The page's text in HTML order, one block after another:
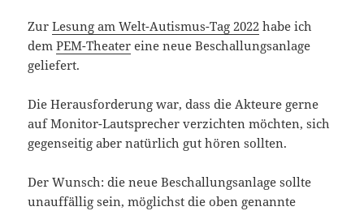
ZurLesung am Welt-Autismus-Tag 2022 habe ich
demPEM-Theater eine neue Beschallungsanlage
geliefert.
Die Herausforderung war, dass die Akteure gerne
auf Monitor-Lautsprecher verzichten möchten, sich
gegenseitig aber natürlich gut hören sollten.
Der Wunsch: die neue Beschallungsanlage sollte
unauffällig sein, möglichst die oben genannte